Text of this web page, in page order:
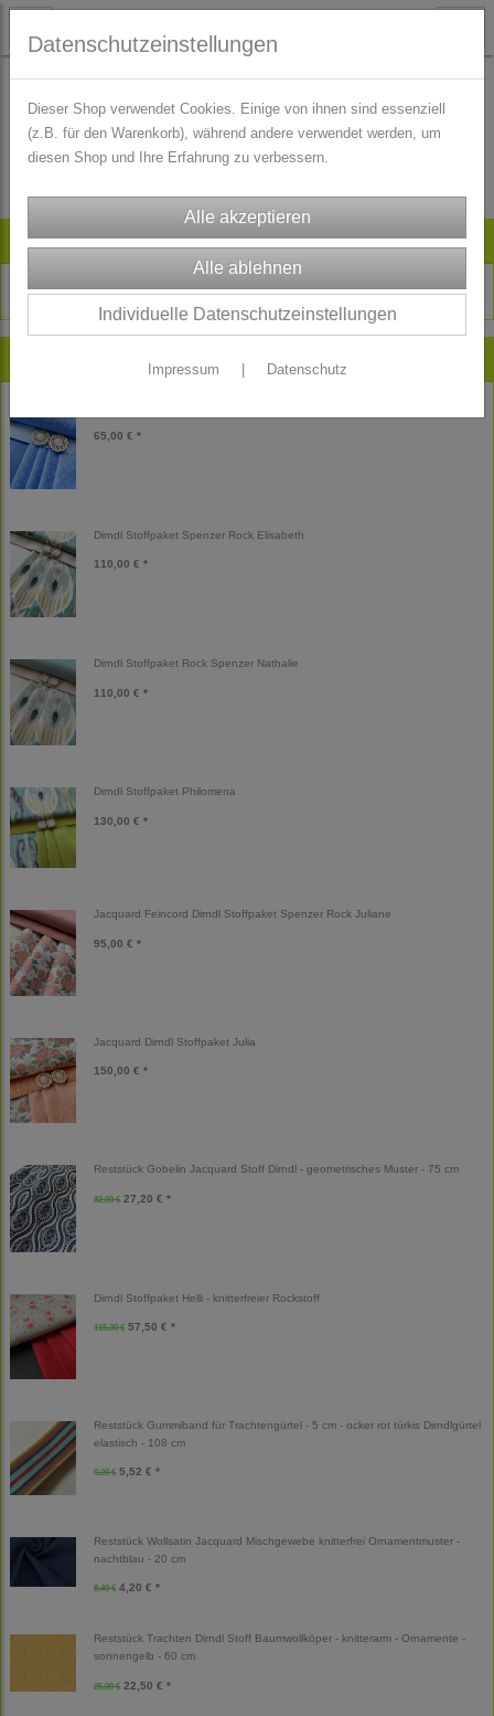
Artikelsuche
Neu im Shop
65,00 € *
Dirndl Stoffpaket Spenzer Rock Elisabeth
110,00 € *
Dirndl Stoffpaket Rock Spenzer Nathalie
110,00 € *
Dirndl Stoffpaket Philomena
130,00 € *
Jacquard Feincord Dirndl Stoffpaket Spenzer Rock Juliane
95,00 € *
Jacquard Dirndl Stoffpaket Julia
150,00 € *
Reststück Gobelin Jacquard Stoff Dirndl - geometrisches Muster - 75 cm
32,00 € 27,20 € *
Dirndl Stoffpaket Helli - knitterfreier Rockstoff
115,00 € 57,50 € *
Reststück Gummiband für Trachtengürtel - 5 cm - ocker rot türkis Dirndlgürtel
elastisch - 108 cm
9,20 € 5,52 € *
Reststück Wollsatin Jacquard Mischgewebe knitterfrei Ornamentmuster -
nachtblau - 20 cm
8,40 € 4,20 € *
Reststück Trachten Dirndl Stoff Baumwollköper - knitterarm - Ornamente -
sonnengelb - 60 cm
25,00 € 22,50 € *
Es wurden leider keine Produkte gefunden.
Datenschutzeinstellungen
Dieser Shop verwendet Cookies. Einige von ihnen sind essenziell
(z.B. für den Warenkorb), während andere verwendet werden, um
diesen Shop und Ihre Erfahrung zu verbessern.
Individuelle Datenschutzeinstellungen
Impressum Datenschutz